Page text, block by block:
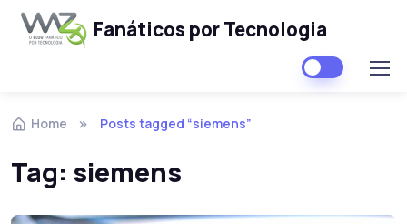
Fanáticos por Tecnologia
Home Posts tagged “siemens”
Tag: siemens